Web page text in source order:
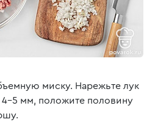
миску. Нарежьте лук
5 мм, положите половину